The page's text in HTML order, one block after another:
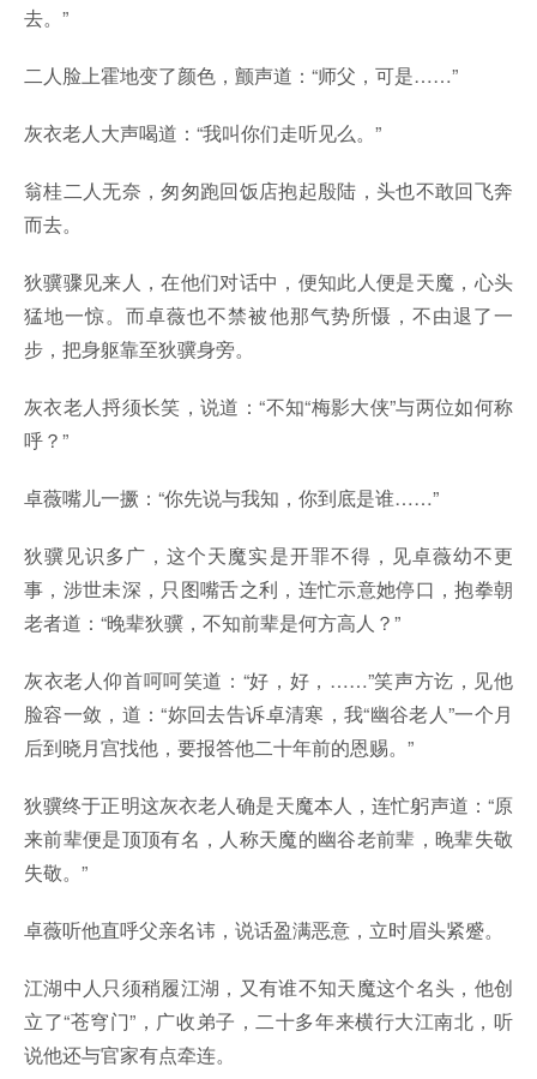
去。”
二人脸上霍地变了颜色，颤声道：“师父，可是……”
灰衣老人大声喝道：“我叫你们走听见么。”
翁桂二人无奈，匆匆跑回饭店抱起殷陆，头也不敢回飞奔
而去。
狄骥骤见来人，在他们对话中，便知此人便是天魔，心头
猛地一惊。而卓薇也不禁被他那气势所慑，不由退了一
步，把身躯靠至狄骥身旁。
灰衣老人捋须长笑，说道：“不知“梅影大侠”与两位如何称
呼？”
卓薇嘴儿一撅：“你先说与我知，你到底是谁……”
狄骥见识多广，这个天魔实是开罪不得，见卓薇幼不更
事，涉世未深，只图嘴舌之利，连忙示意她停口，抱拳朝
老者道：“晚辈狄骥，不知前辈是何方高人？”
灰衣老人仰首呵呵笑道：“好，好，……”笑声方讫，见他
脸容一敛，道：“妳回去告诉卓清寒，我“幽谷老人”一个月
后到晓月宫找他，要报答他二十年前的恩赐。”
狄骥终于正明这灰衣老人确是天魔本人，连忙躬声道：“原
来前辈便是顶顶有名，人称天魔的幽谷老前辈，晚辈失敬
失敬。”
卓薇听他直呼父亲名讳，说话盈满恶意，立时眉头紧蹙。
江湖中人只须稍履江湖，又有谁不知天魔这个名头，他创
立了“苍穹门”，广收弟子，二十多年来横行大江南北，听
说他还与官家有点牵连。